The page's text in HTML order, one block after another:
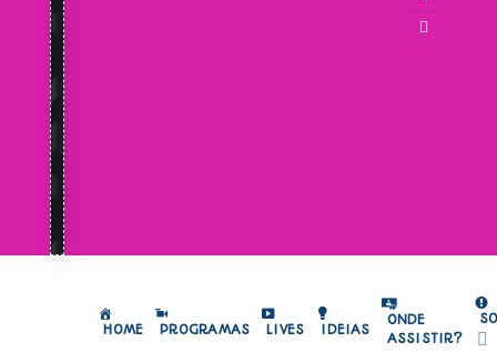
HOME PROGRAMAS LIVES IDEIAS
ONDE
ASSISTIR?